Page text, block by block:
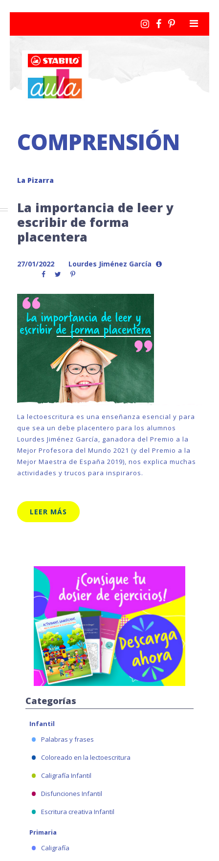
COMPRENSIÓN
La Pizarra
La importancia de leer y
escribir de forma
placentera
27/01/2022 Lourdes Jiménez García
La lectoescritura es una enseñanza esencial y para
que sea un debe placentero para los alumnos
Lourdes Jiménez García, ganadora del Premio a la
Mejor Profesora del Mundo 2021 (y del Premio a la
Mejor Maestra de España 2019), nos explica muchas
actividades y trucos para inspiraros.
LEER MÁS
Categorías
Infantil
Palabras y frases
Coloreado en la lectoescritura
Caligrafía Infantil
Disfunciones Infantil
Escritura creativa Infantil
Primaria
Caligrafía